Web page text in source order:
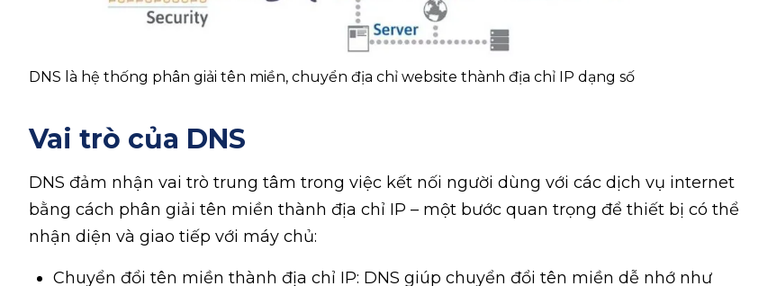
DNS là hệ thống phân giải tên miền, chuyển địa chỉ website thành địa chỉ IP dạng số
Vai trò của DNS
DNS đảm nhận vai trò trung tâm trong việc kết nối người dùng với các dịch vụ internet
bằng cách phân giải tên miền thành địa chỉ IP – một bước quan trọng để thiết bị có thể
nhận diện và giao tiếp với máy chủ:
Chuyển đổi tên miền thành địa chỉ IP: DNS giúp chuyển đổi tên miền dễ nhớ như